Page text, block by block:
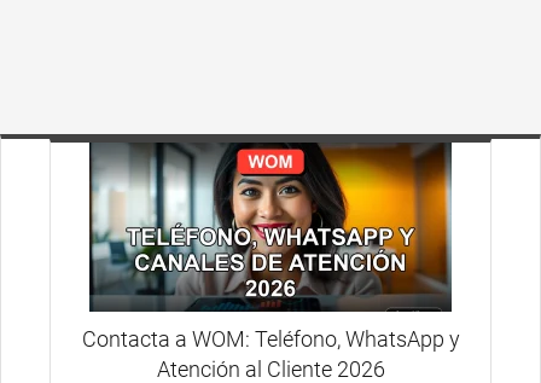
Contacta a WOM: Teléfono, WhatsApp y
Atención al Cliente 2026